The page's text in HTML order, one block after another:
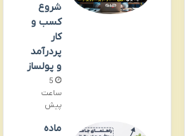
شروع
کسب و
کار
پردرآمد
و پولساز
5
ساعت
پیش
ماده